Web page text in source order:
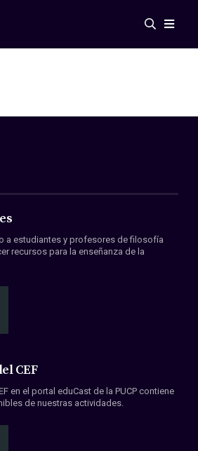
a estudiantes y profesores de filosofía
recursos para la enseñanza de la
CEF
en el portal eduCast de la PUCP contiene
de nuestras actividades.